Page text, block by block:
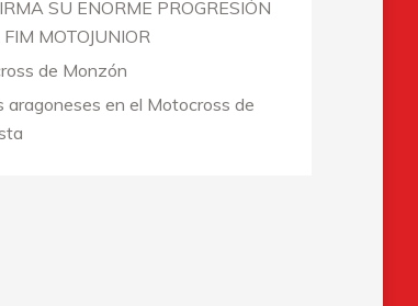
SU ENORME PROGRESIÓN
FIM MOTOJUNIOR
de Monzón
aragoneses en el Motocross de